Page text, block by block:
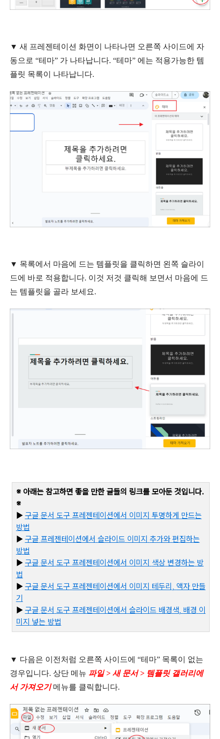
▼ 새 프레젠테이션 화면이 나타나면 오른쪽 사이드에 자
동으로 “테마” 가 나타납니다. “테마” 에는 적용가능한 템
플릿 목록이 나타납니다.
▼ 목록에서 마음에 드는 템플릿을 클릭하면 왼쪽 슬라이
드에 바로 적용합니다. 이것 저것 클릭해 보면서 마음에 드
는 템플릿을 골라 보세요.
※ 아래는 참고하면 좋을 만한 글들의 링크를 모아둔 것입니다.
※
▶ 구글 문서 도구 프레젠테이션에서 이미지 투명하게 만드는
방법
▶ 구글 프레젠테이션에서 슬라이드 이미지 추가와 편집하는
방법
▶ 구글 문서 도구 프레젠테이션에서 이미지 색상 변경하는 방
법
▶ 구글 문서 도구 프레젠테이션에서 이미지 테두리, 액자 만들
기
▶ 구글 문서 도구 프레젠테이션에서 슬라이드 배경색, 배경 이
미지 넣는 방법
▼ 다음은 이전처럼 오른쪽 사이드에 “테마” 목록이 없는
경우입니다. 상단 메뉴 파일 > 새 문서 > 템플릿 갤러리에
서 가져오기 메뉴를 클릭합니다.